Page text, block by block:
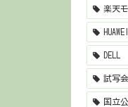
楽天
HUAWEI
DELL
試写会
国立